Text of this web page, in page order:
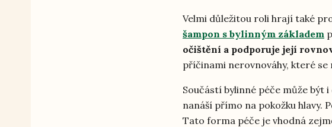
Velmi důležitou roli hrají také
šampon s bylinným základem
očištění a podporuje její
příčinami nerovnováhy, které se
Součástí bylinné péče může být
nanáší přímo na pokožku hlavy.
Tato forma péče je vhodná